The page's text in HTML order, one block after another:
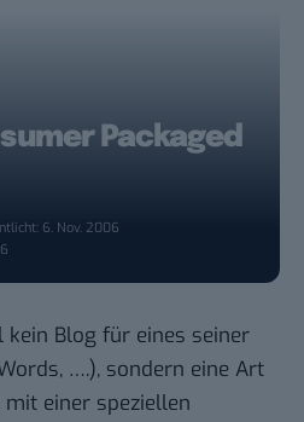
Packaged
6. Nov. 2006
Blog für eines seiner
….), sondern eine Art
mit einer speziellen